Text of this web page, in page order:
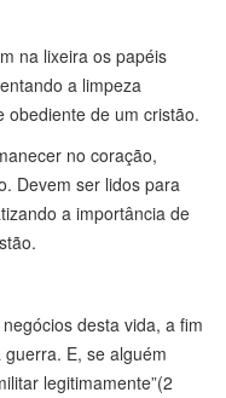
na lixeira os papéis
a limpeza
obediente de um cristão.
no coração,
Devem ser lidos para
a importância de
desta vida, a fim
E, se alguém
legitimamente”(2